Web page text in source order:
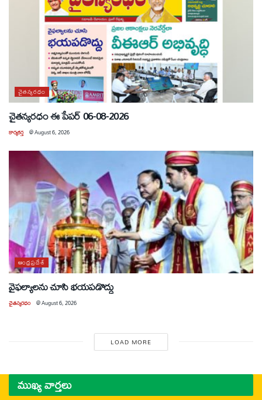
చైతన్యరధం
చైతన్యరధం ఈ పేపర్ 06-08-2026
కార్యకర్త @August 6, 2026
ఆంధ్రప్రదేశ్
వైఫల్యాలను చూసి భయపడొద్దు
చైతన్యరధం @August 6, 2026
LOAD MORE
ముఖ్య వార్తలు